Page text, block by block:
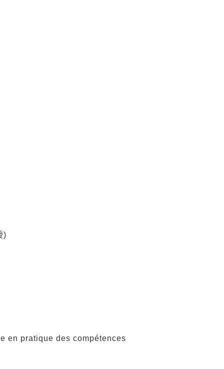
)
des compétences